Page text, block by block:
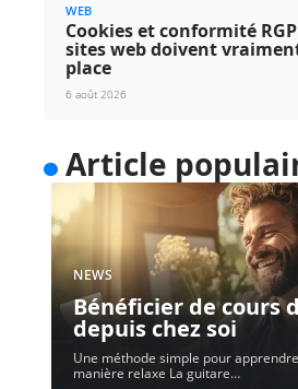
WEB
Cookies et conformité
sites web doivent
place
6 août 2026
Article
NEWS
Bénéficier de cours
depuis chez soi
Une méthode simple pour
manière relaxe La guitare…